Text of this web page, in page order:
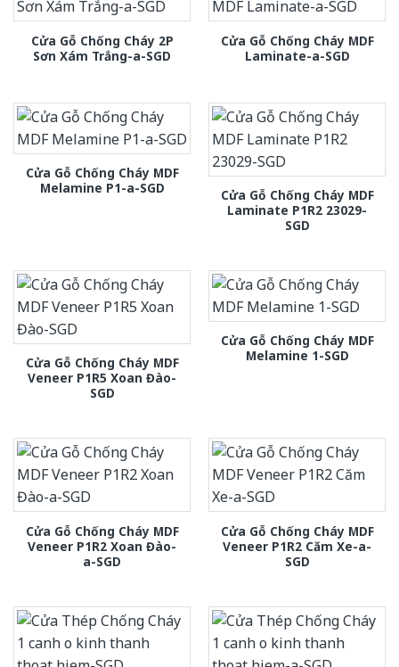
Cửa Gỗ Chống Cháy 2P
Sơn Xám Trắng-a-SGD
Cửa Gỗ Chống Cháy MDF
Laminate-a-SGD
Cửa Gỗ Chống Cháy MDF
Melamine P1-a-SGD
Cửa Gỗ Chống Cháy MDF
Laminate P1R2 23029-
SGD
Cửa Gỗ Chống Cháy MDF
Veneer P1R5 Xoan Đào-
SGD
Cửa Gỗ Chống Cháy MDF
Melamine 1-SGD
Cửa Gỗ Chống Cháy MDF
Veneer P1R2 Xoan Đào-
a-SGD
Cửa Gỗ Chống Cháy MDF
Veneer P1R2 Căm Xe-a-
SGD